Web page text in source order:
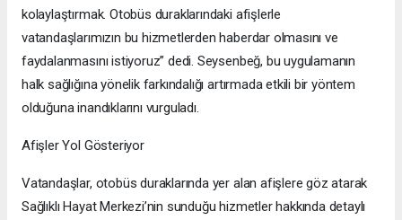
kolaylaştırmak. Otobüs duraklarındaki afişlerle
vatandaşlarımızın bu hizmetlerden haberdar olmasını ve
faydalanmasını istiyoruz” dedi. Seysenbeğ, bu uygulamanın
halk sağlığına yönelik farkındalığı artırmada etkili bir yöntem
olduğuna inandıklarını vurguladı.
Afişler Yol Gösteriyor
Vatandaşlar, otobüs duraklarında yer alan afişlere göz atarak
Sağlıklı Hayat Merkezi’nin sunduğu hizmetler hakkında detaylı